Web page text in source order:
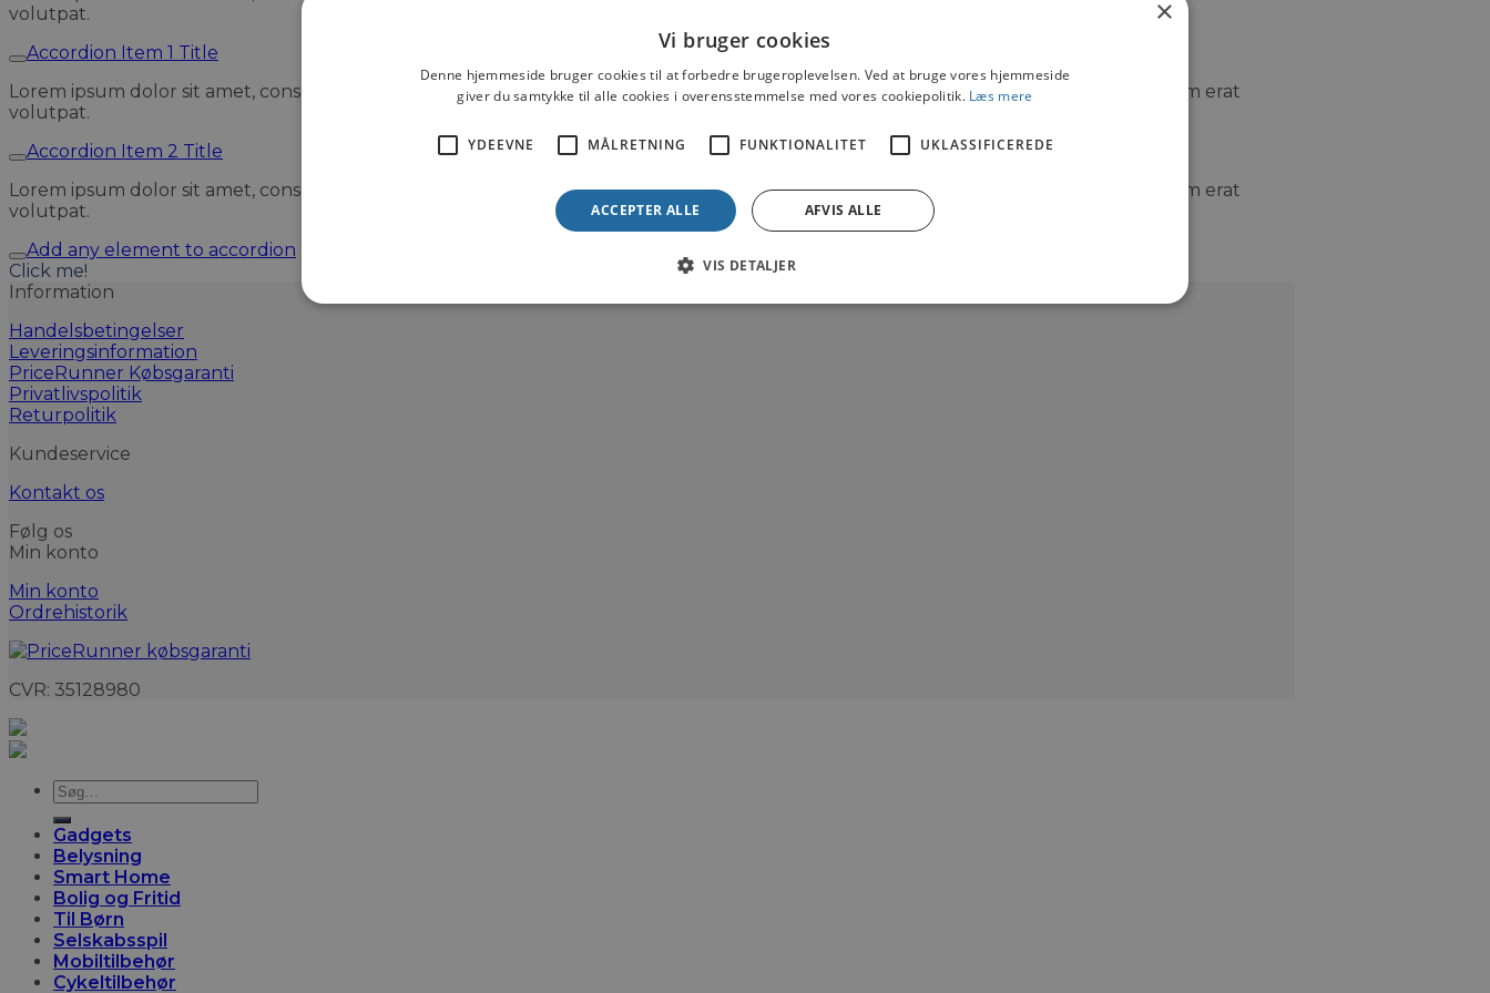
volutpat.
Accordion Item 1 Title
Lorem ipsum dolor sit amet, consectetuer adipiscing elit, sed diam nonummy nibh euismod tincidunt ut laoreet dolore magna aliquam erat
volutpat.
Accordion Item 2 Title
Lorem ipsum dolor sit amet, consectetuer adipiscing elit, sed diam nonummy nibh euismod tincidunt ut laoreet dolore magna aliquam erat
volutpat.
Add any element to accordion
Click me!
Information
Handelsbetingelser
Leveringsinformation
PriceRunner Købsgaranti
Privatlivspolitik
Returpolitik
Kundeservice
Kontakt os
Følg os
Min konto
Min konto
Ordrehistorik
CVR: 35128980
Søg
efter:
Gadgets
Belysning
Smart Home
Bolig og Fritid
Til Børn
Selskabsspil
Mobiltilbehør
Cykeltilbehør
×
Vi bruger cookies
Denne hjemmeside bruger cookies til at forbedre brugeroplevelsen. Ved at bruge vores hjemmeside
giver du samtykke til alle cookies i overensstemmelse med vores cookiepolitik. Læs mere
YDEEVNE MÅLRETNING FUNKTIONALITET UKLASSIFICEREDE
ACCEPTER ALLE AFVIS ALLE
VIS DETALJER